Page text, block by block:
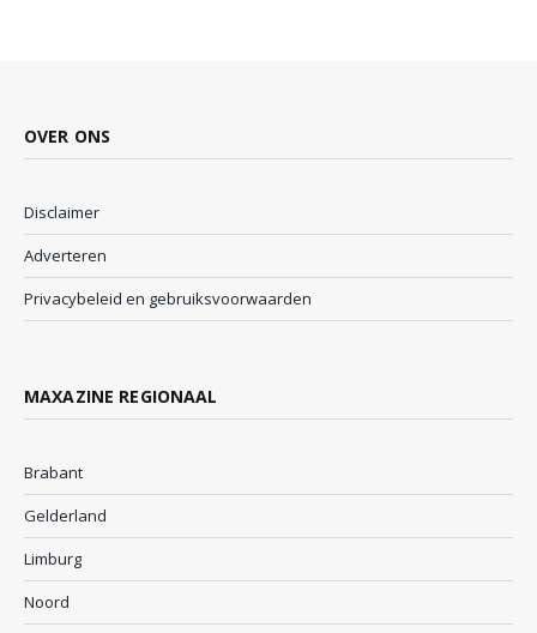
OVER ONS
Disclaimer
Adverteren
Privacybeleid en gebruiksvoorwaarden
MAXAZINE REGIONAAL
Brabant
Gelderland
Limburg
Noord